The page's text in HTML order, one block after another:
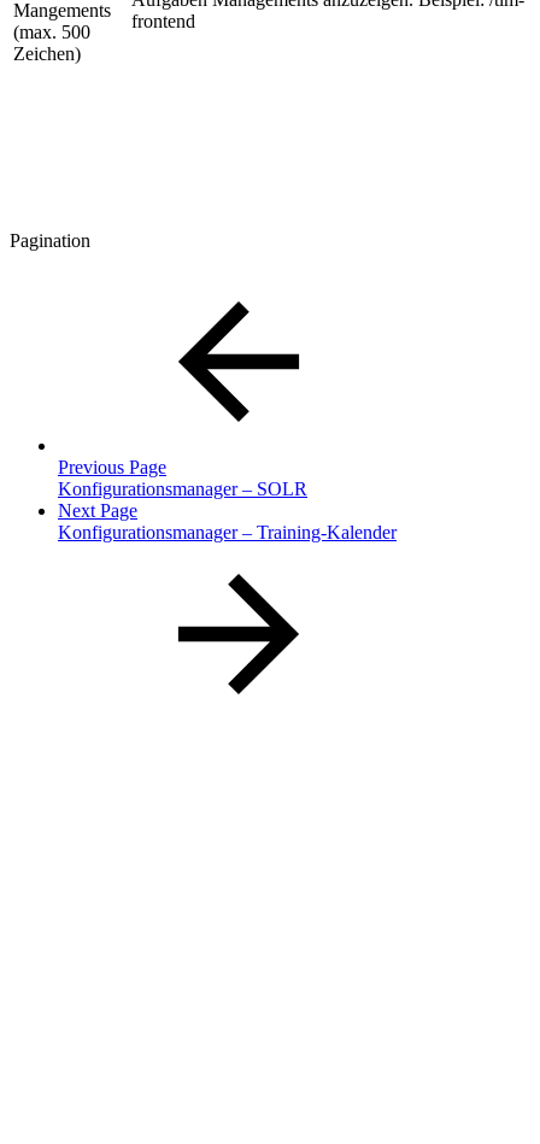
Mangements
(max. 500
Zeichen)
frontend
Pagination
Previous Page
Konfigurationsmanager – SOLR
Next Page
Konfigurationsmanager – Training-Kalender